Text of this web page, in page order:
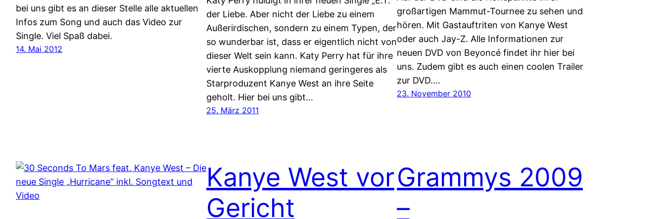
bei uns gibt es an dieser Stelle alle aktuellen
Infos zum Song und auch das Video zur
Single. Viel Spaß dabei.
14. Mai 2012
der Liebe. Aber nicht der Liebe zu einem
Außerirdischen, sondern zu einem Typen, der
so wunderbar ist, dass er eigentlich nicht von
dieser Welt sein kann. Katy Perry hat für ihre
vierte Auskopplung niemand geringeres als
Starproduzent Kanye West an ihre Seite
geholt. Hier bei uns gibt…
25. März 2011
großartigen Mammut-Tournee zu sehen und
hören. Mit Gastauftriten von Kanye West
oder auch Jay-Z. Alle Informationen zur
neuen DVD von Beyoncé findet ihr hier bei
uns. Zudem gibt es auch einen coolen Trailer
zur DVD.…
23. November 2010
Kanye West vor
Gericht
Grammys 2009
–